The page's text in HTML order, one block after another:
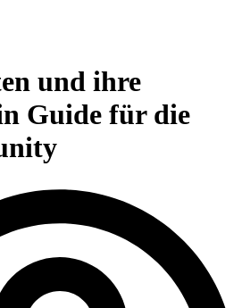
und ihre
Guide für die